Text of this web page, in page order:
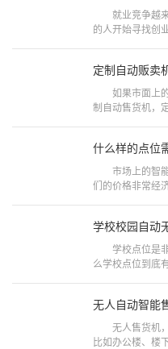
就业竞争越来
的人开始寻找创
定制自动贩卖
如果市面上的
制自动售货机，
什么样的点位
市场上的智能
们的价格非常经
如果您是智能
学校校园自动
学校点位是非
么学校点位到底
无人自动智能
无人售货机，
比如办公楼、楼